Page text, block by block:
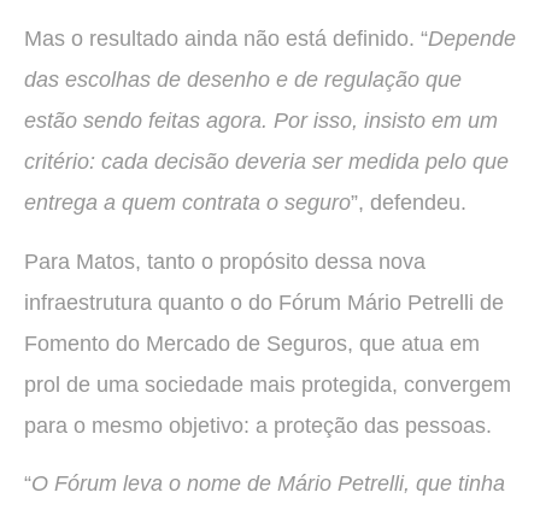
Mas o resultado ainda não está definido. “Depende
das escolhas de desenho e de regulação que
estão sendo feitas agora. Por isso, insisto em um
critério: cada decisão deveria ser medida pelo que
entrega a quem contrata o seguro”, defendeu.
Para Matos, tanto o propósito dessa nova
infraestrutura quanto o do Fórum Mário Petrelli de
Fomento do Mercado de Seguros, que atua em
prol de uma sociedade mais protegida, convergem
para o mesmo objetivo: a proteção das pessoas.
“O Fórum leva o nome de Mário Petrelli, que tinha